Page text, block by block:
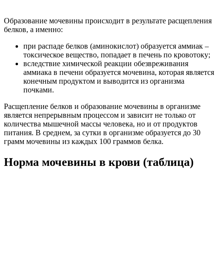
Образование мочевины происходит в результате расщепления
белков, а именно:
при распаде белков (аминокислот) образуется аммиак –
токсическое вещество, попадает в печень по кровотоку;
вследствие химической реакции обезвреживания
аммиака в печени образуется мочевина, которая является
конечным продуктом и выводится из организма
почками.
Расщепление белков и образование мочевины в организме
является непрерывным процессом и зависит не только от
количества мышечной массы человека, но и от продуктов
питания. В среднем, за сутки в организме образуется до 30
грамм мочевины из каждых 100 граммов белка.
Норма мочевины в крови (таблица)